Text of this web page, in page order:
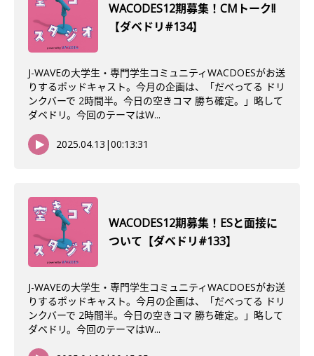
WACODES12期募集！CMトーク!!
【ダベドリ#134】
J-WAVEの大学生・専門学生コミュニティWACDOESがお送
りするポッドキャスト。今月の企画は、「だべってる ドリ
ンクバーで 2時間半。今日の空きコマ 勝ち確定。」略して
ダベドリ。今回のテーマはW...
2025.04.13 |00:13:31
WACODES12期募集！ESと面接に
ついて【ダベドリ#133】
J-WAVEの大学生・専門学生コミュニティWACDOESがお送
りするポッドキャスト。今月の企画は、「だべってる ドリ
ンクバーで 2時間半。今日の空きコマ 勝ち確定。」略して
ダベドリ。今回のテーマはW...